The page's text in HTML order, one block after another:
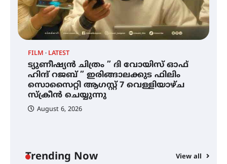
FILM LATEST
ട്യുണീഷ്യൻ ചിത്രം ” ദി വോയിസ് ഓഫ്
ഹിന്ദ് റജബ് ” ഇരിങ്ങാലക്കുട ഫിലിം
സൊസൈറ്റി ആഗസ്റ്റ് 7 വെള്ളിയാഴ്ച
സ്‌ക്രീൻ ചെയ്യുന്നു
August 6, 2026
Trending Now View all
ഐ.ഐ.ടി മദ്രാസ്സിൽ നിന്നും
ഡോക്ടറേറ്റ് – ഇരിങ്ങാലക്കുട
സ്വദേശി ആതിര എം കെ യുടെ
നേട്ടം പ്രതിസന്ധികളോട് പൊരുതി
ട്യുണീഷ്യൻ ചിത്രം ” ദി വോയിസ്
ഓഫ് ഹിന്ദ് റജബ് ” ഇരിങ്ങാലക്കുട
ഫിലിം സൊസൈറ്റി ആഗസ്റ്റ് 7
വെള്ളിയാഴ്ച സ്‌ക്രീൻ ചെയ്യുന്നു